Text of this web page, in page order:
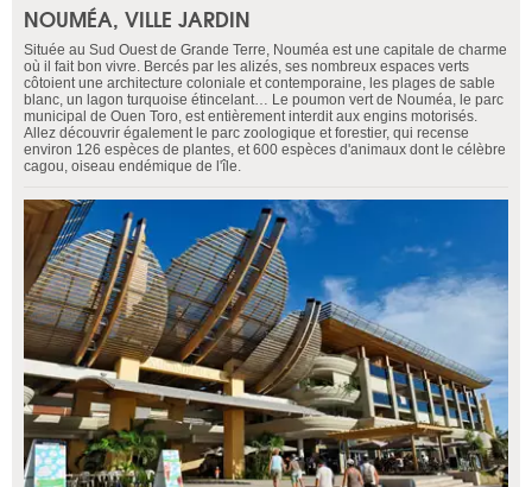
NOUMÉA, VILLE JARDIN
Située au Sud Ouest de Grande Terre, Nouméa est une capitale de charme
où il fait bon vivre. Bercés par les alizés, ses nombreux espaces verts
côtoient une architecture coloniale et contemporaine, les plages de sable
blanc, un lagon turquoise étincelant… Le poumon vert de Nouméa, le parc
municipal de Ouen Toro, est entièrement interdit aux engins motorisés.
Allez découvrir également le parc zoologique et forestier, qui recense
environ 126 espèces de plantes, et 600 espèces d'animaux dont le célèbre
cagou, oiseau endémique de l'île.